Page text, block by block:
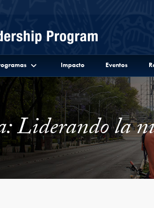
Site Menu
Impacto Eventos
Liderando la